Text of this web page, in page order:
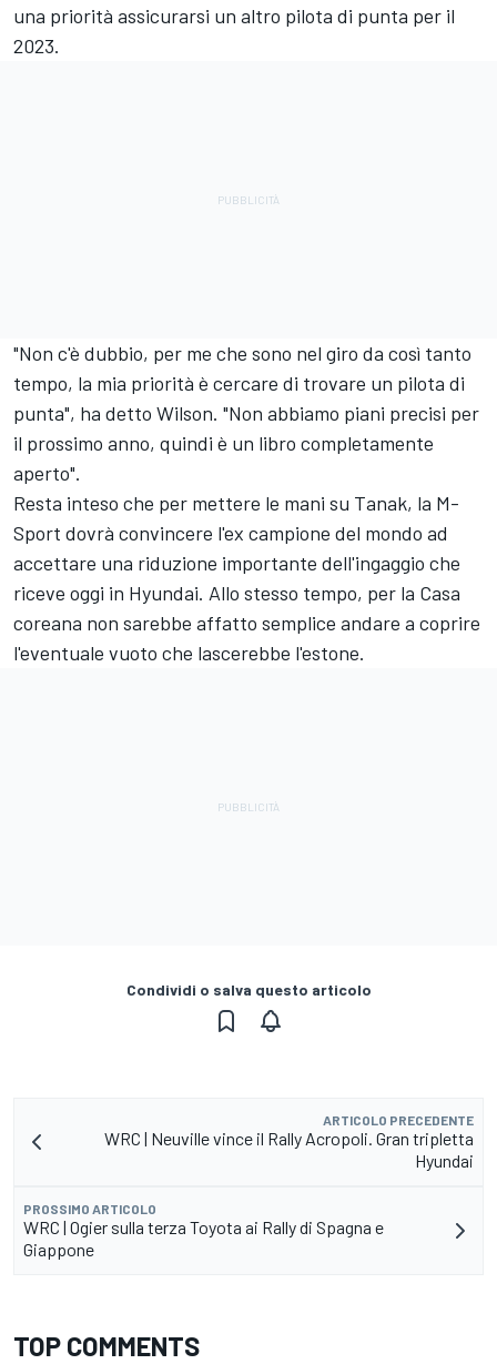
una priorità assicurarsi un altro pilota di punta per il
2023.
"Non c'è dubbio, per me che sono nel giro da così tanto
tempo, la mia priorità è cercare di trovare un pilota di
punta", ha detto Wilson. "Non abbiamo piani precisi per
il prossimo anno, quindi è un libro completamente
aperto".
Resta inteso che per mettere le mani su Tanak, la M-
Sport dovrà convincere l'ex campione del mondo ad
accettare una riduzione importante dell'ingaggio che
riceve oggi in Hyundai. Allo stesso tempo, per la Casa
coreana non sarebbe affatto semplice andare a coprire
l'eventuale vuoto che lascerebbe l'estone.
Condividi o salva questo articolo
ARTICOLO PRECEDENTE
WRC | Neuville vince il Rally Acropoli. Gran tripletta
Hyundai
PROSSIMO ARTICOLO
WRC | Ogier sulla terza Toyota ai Rally di Spagna e
Giappone
TOP COMMENTS